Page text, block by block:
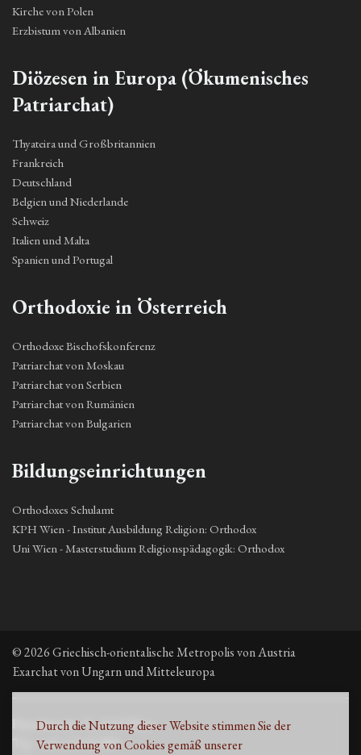
Durch die Nutzung dieser Website stimmen Sie der
Verwendung von Cookies gemäß unserer
Kirche von Polen
Erzbistum von Albanien
Diözesen in Europa (Ökumenisches
Patriarchat)
Thyateira und Großbritannien
Frankreich
Deutschland
Belgien und Niederlande
Schweiz
Italien und Malta
Spanien und Portugal
Orthodoxie in Österreich
Orthodoxe Bischofskonferenz
Patriarchat von Moskau
Patriarchat von Serbien
Patriarchat von Rumänien
Patriarchat von Bulgarien
Bildungseinrichtungen
Orthodoxes Schulamt
KPH Wien - Institut Ausbildung Religion: Orthodox
Uni Wien - Masterstudium Religionspädagogik: Orthodox
© 2026 Griechisch-orientalische Metropolis von Austria
Exarchat von Ungarn und Mitteleuropa
Fleischmarkt 13, 1010 Wien
Τηλ. +43 1 53 33 889